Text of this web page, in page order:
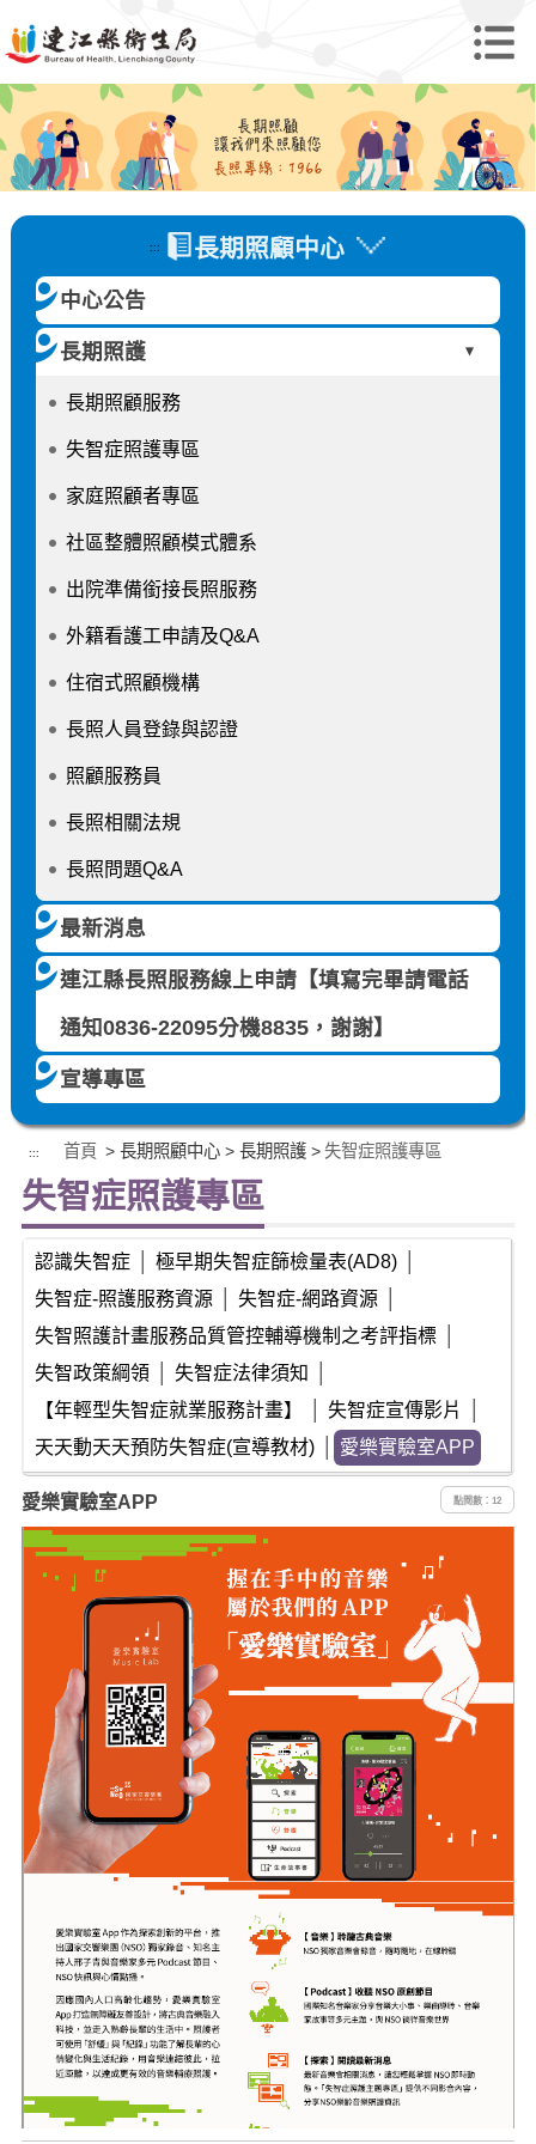
::: 長期照顧中心
中心公告
長期照護 ►
長期照顧服務
失智症照護專區
家庭照顧者專區
社區整體照顧模式體系
出院準備銜接長照服務
外籍看護工申請及Q&A
住宿式照顧機構
長照人員登錄與認證
照顧服務員
長照相關法規
長照問題Q&A
最新消息
連江縣長照服務線上申請【填寫完畢請電話
通知0836-22095分機8835，謝謝】
宣導專區
::: 首頁 > 長期照顧中心 > 長期照護 > 失智症照護專區
失智症照護專區
認識失智症 極早期失智症篩檢量表(AD8)
失智症-照護服務資源
失智症-網路資源
失智照護計畫服務品質管控輔導機制之考評指標
失智政策綱領
失智症法律須知
【年輕型失智症就業服務計畫】
失智症宣傳影片
天天動天天預防失智症(宣導教材)
愛樂實驗室APP
愛樂實驗室APP 點閱數：12